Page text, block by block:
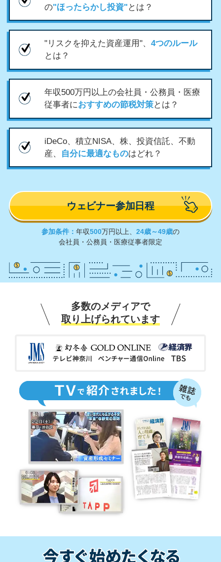
の"ほったらかし投資" とは？
"リスクを抑えた資産運用"、4つのルール
とは？
年収500万円以上の会社員・公務員・医療
従事者におすすめの節税対策とは？
iDeCo、積立NISA、株、投資信託、不動
産、 自分に最適なものはどれ？
ウェビナー参加日程
参加条件： 年収500万円以上、 24歳～49歳の
会社員・公務員・医療従事者限定
多数のメディアで
取り上げられています